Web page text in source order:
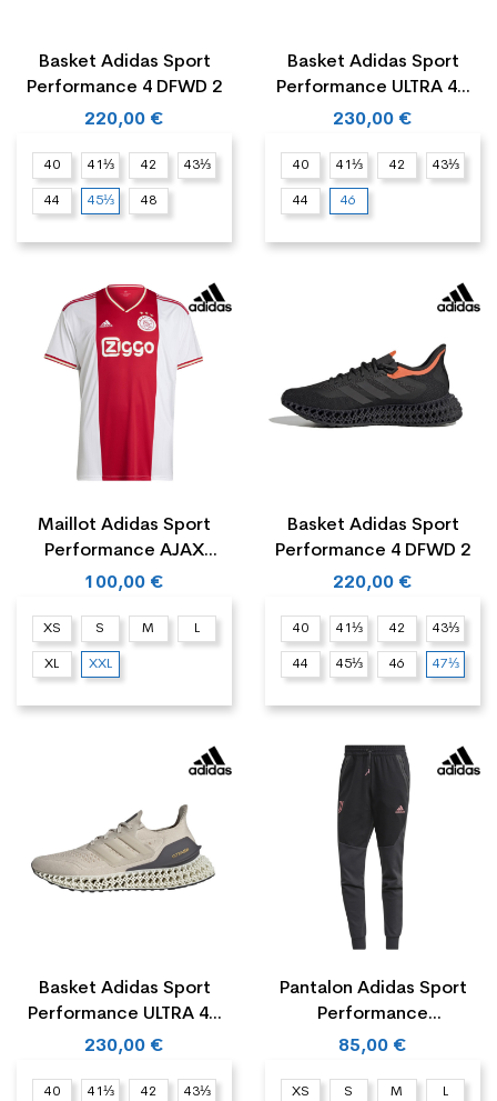
Basket Adidas Sport
Performance 4 DFWD 2
220,00 €
40 41⅓ 42 43⅓
44 45⅓ 48
Basket Adidas Sport
Performance ULTRA 4D
FWD
230,00 €
40 41⅓ 42 43⅓
44 46
Maillot Adidas Sport
Performance AJAX
AMSTERDAM...
100,00 €
XS S M L
XL XXL
Basket Adidas Sport
Performance 4 DFWD 2
220,00 €
40 41⅓ 42 43⅓
44 45⅓ 46 47⅓
Basket Adidas Sport
Performance ULTRA 4D
FWD
230,00 €
40 41⅓ 42 43⅓
Pantalon Adidas Sport
Performance
JUVENTUS...
85,00 €
XS S M L